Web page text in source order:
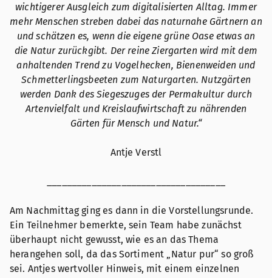
wichtigerer Ausgleich zum digitalisierten Alltag. Immer
mehr Menschen streben dabei das naturnahe Gärtnern an
und schätzen es, wenn die eigene grüne Oase etwas an
die Natur zurückgibt. Der reine Ziergarten wird mit dem
anhaltenden Trend zu Vogelhecken, Bienenweiden und
Schmetterlingsbeeten zum Naturgarten. Nutzgärten
werden Dank des Siegeszuges der Permakultur durch
Artenvielfalt und Kreislaufwirtschaft zu nährenden
Gärten für Mensch und Natur.“
Antje Verstl
Am Nachmittag ging es dann in die Vorstellungsrunde.
Ein Teilnehmer bemerkte, sein Team habe zunächst
überhaupt nicht gewusst, wie es an das Thema
herangehen soll, da das Sortiment „Natur pur“ so groß
sei. Antjes wertvoller Hinweis, mit einem einzelnen